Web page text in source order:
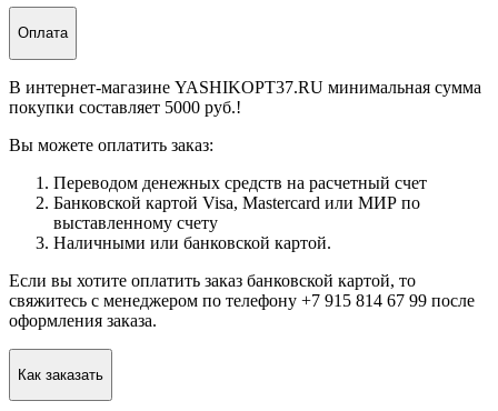
Оплата
В интернет-магазине YASHIKOPT37.RU минимальная сумма
покупки составляет 5000 руб.!
Вы можете оплатить заказ:
Переводом денежных средств на расчетный счет
Банковской картой Visa, Mastercard или МИР по
выставленному счету
Наличными или банковской картой.
Если вы хотите оплатить заказ банковской картой, то
свяжитесь с менеджером по телефону +7 915 814 67 99 после
оформления заказа.
Как заказать